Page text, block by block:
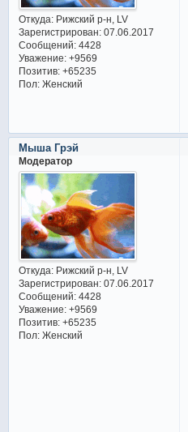
Откуда:Рижский р-н, LV
Зарегистрирован: 07.06.2017
Сообщений:4428
Уважение: +9569
Позитив: +65235
Пол:Женский
Мыша Грэй
Модератор
Откуда:Рижский р-н, LV
Зарегистрирован: 07.06.2017
Сообщений:4428
Уважение: +9569
Позитив: +65235
Пол:Женский